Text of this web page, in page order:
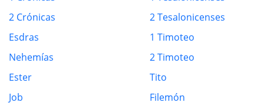
2 Crónicas
Esdras
Nehemías
Ester
Job
2 Tesalonicenses
1 Timoteo
2 Timoteo
Tito
Filemón